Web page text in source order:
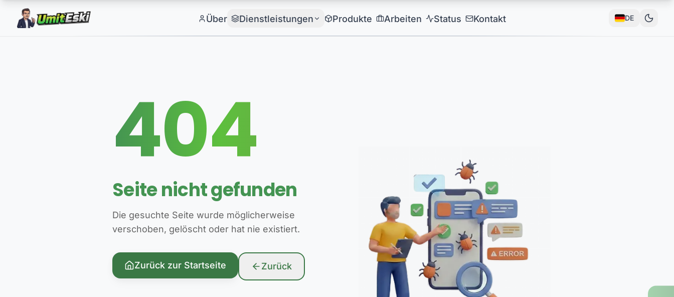
Über Dienstleistungen Produkte Arbeiten Status Kontakt DE
404
Seite nicht gefunden
Die gesuchte Seite wurde möglicherweise
verschoben, gelöscht oder hat nie existiert.
Zurück zur Startseite Zurück